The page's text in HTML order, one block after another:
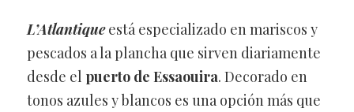
L’Atlantiqueestá especializado en mariscos y
pescados a la plancha que sirven diariamente
desde el puerto de Essaouira. Decorado en
tonos azules y blancos es una opción más que